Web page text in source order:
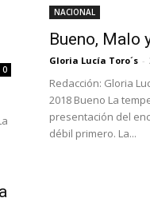
0
NACIONAL
Bueno, Malo
Gloria Lucía Toro´s -
Redacción: Gloria
2018 Bueno La
presentación del
débil primero. La...